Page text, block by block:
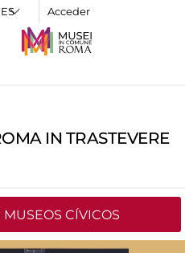
Acceder
IN TRASTEVERE
MUSEOS CÍVICOS